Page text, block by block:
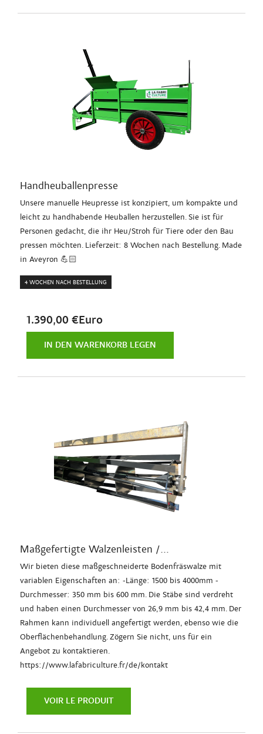
Handheuballenpresse
Unsere manuelle Heupresse ist konzipiert, um kompakte und
leicht zu handhabende Heuballen herzustellen. Sie ist für
Personen gedacht, die ihr Heu/Stroh für Tiere oder den Bau
pressen möchten. Lieferzeit: 8 Wochen nach Bestellung. Made
in Aveyron 💪🏻
4 WOCHEN NACH BESTELLUNG
1.390,00 €Euro
IN DEN WARENKORB LEGEN
Maßgefertigte Walzenleisten /...
Wir bieten diese maßgeschneiderte Bodenfräswalze mit
variablen Eigenschaften an: -Länge: 1500 bis 4000mm -
Durchmesser: 350 mm bis 600 mm. Die Stäbe sind verdreht
und haben einen Durchmesser von 26,9 mm bis 42,4 mm. Der
Rahmen kann individuell angefertigt werden, ebenso wie die
Oberflächenbehandlung. Zögern Sie nicht, uns für ein
Angebot zu kontaktieren.
https://www.lafabriculture.fr/de/kontakt
VOIR LE PRODUIT